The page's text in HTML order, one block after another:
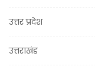
उत्तर प्रदेश
उत्तराखंड